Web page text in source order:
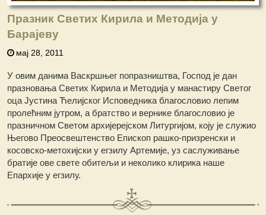
Празник Светих Кирила и Методија у
Барајеву
мај 28, 2011
У овим данима Васкршњег попразништва, Господ је дан
празновања Светих Кирила и Методија у манастиру Светог
оца Јустина Ћелијског Исповедника благословио лепим
пролећним јутром, а братство и вернике благословио је
празничном Светом архијерејском Литургијом, коју je служио
Његово Преосвештенство Епископ рашко-призренски и
косовско-метохијски у егзилу Артемије, уз саслуживање
братије ове свете обитељи и неколико клирика наше
Епархије у егзилу.